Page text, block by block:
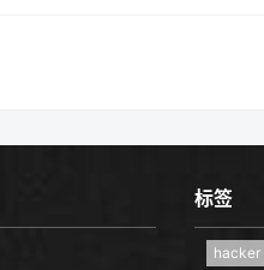
标签
hacker